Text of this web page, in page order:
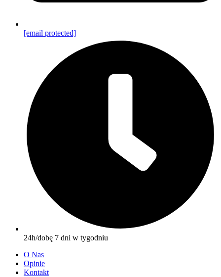
[email protected]
24h/dobę 7 dni w tygodniu
O Nas
Opinie
Kontakt